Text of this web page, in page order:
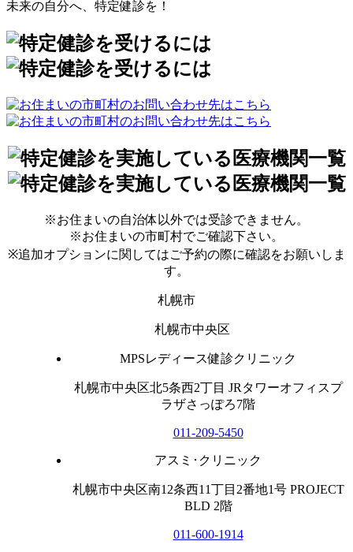
未来の自分へ、特定健診を！
※お住まいの自治体以外では受診できません。
※お住まいの市町村でご確認下さい。
※追加オプションに関してはご予約の際に確認をお願いしま
す。
札幌市
札幌市中央区
MPSレディース健診クリニック
札幌市中央区北5条西2丁目 JRタワーオフィスプ
ラザさっぽろ7階
011-209-5450
アスミ･クリニック
札幌市中央区南12条西11丁目2番地1号 PROJECT
BLD 2階
011-600-1914